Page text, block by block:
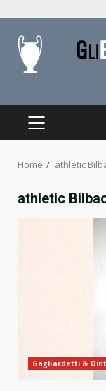
content
PRIMARY
Home athletic
athletic
Gagliardetti &